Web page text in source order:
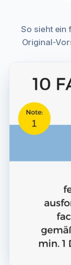
So sieht ein
Original-